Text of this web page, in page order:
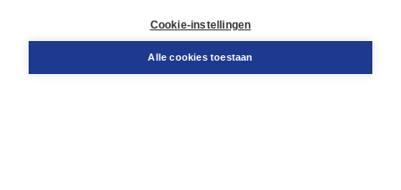
Cookie-instellingen
Alle cookies toestaan